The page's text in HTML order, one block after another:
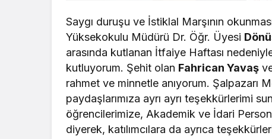
Saygı duruşu ve İstiklal Marşının
Yüksekokulu Müdürü Dr. Öğr. Üyesi
arasında kutlanan İtfaiye Haftası
kutluyorum. Şehit olan Fahrican Yavaş
rahmet ve minnetle anıyorum. Şalpazarı
paydaşlarımıza ayrı ayrı teşekkürlerimi
öğrencilerimize, Akademik ve İdari
diyerek, katılımcılara da ayrıca